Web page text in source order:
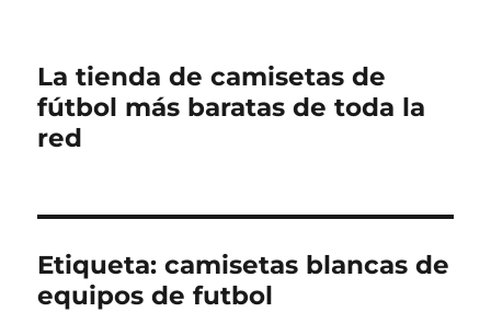
La tienda de camisetas de
fútbol más baratas de toda la
red
Etiqueta:camisetas blancas de
equipos de futbol